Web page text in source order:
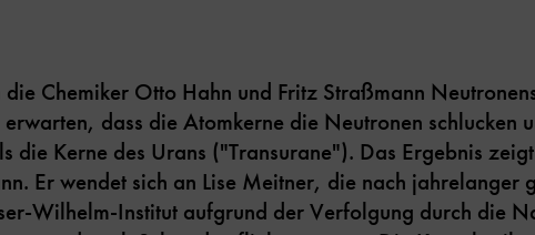
Chemiker Otto Hahn und Fritz Straßmann
dass die Atomkerne die Neutronen schlucken
die Kerne des Urans ("Transurane"). Das Ergebnis
Er wendet sich an Lise Meitner, die nach jahrelanger
Wilhelm-Institut aufgrund der Verfolgung durch die